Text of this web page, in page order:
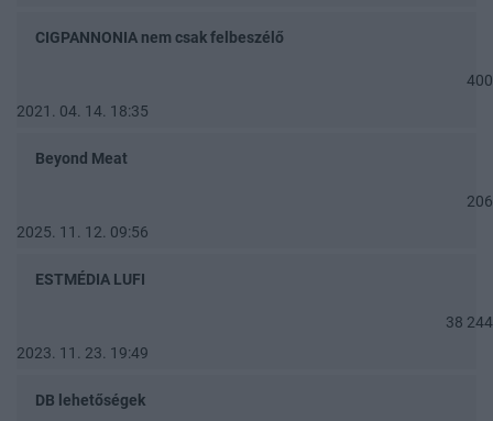
CIGPANNONIA nem csak felbeszélő
400
2021. 04. 14. 18:35
Beyond Meat
206
2025. 11. 12. 09:56
ESTMÉDIA LUFI
38 244
2023. 11. 23. 19:49
DB lehetőségek